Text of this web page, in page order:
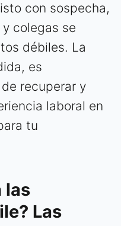
con sospecha,
colegas se
débiles. La
es
recuperar y
laboral en
tu
las
Las